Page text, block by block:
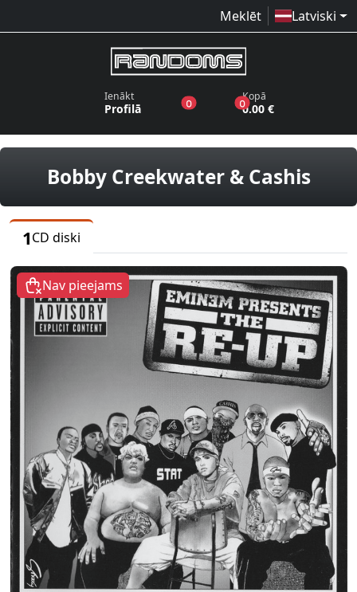
Meklēt Latviski
Ienākt
Profilā 0produkti vēlmju sarakstā
0produkti grozā
Kopā
0.00 €
Bobby Creekwater & CashisCD
1CD diski
Nav pieejams